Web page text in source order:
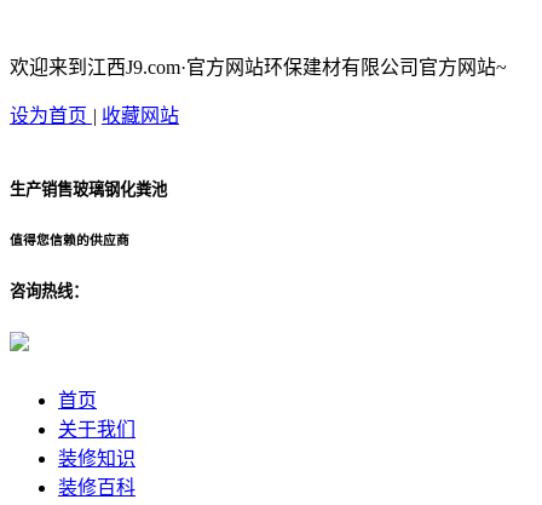
欢迎来到江西J9.com·官方网站环保建材有限公司官方网站~
设为首页 | 收藏网站
生产销售玻璃钢化粪池
值得您信赖的供应商
咨询热线：
首页
关于我们
装修知识
装修百科